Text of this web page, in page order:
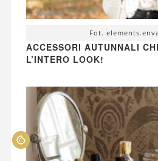
Fot.
ACCESSORI AUTUNNALI
L’INTERO LOOK!